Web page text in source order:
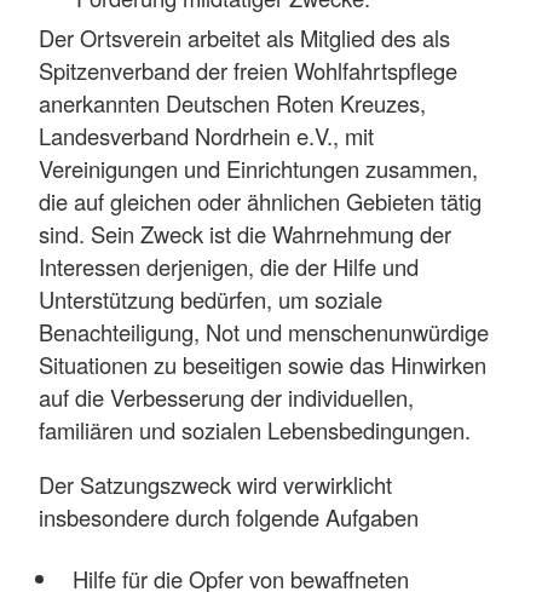
Der Ortsverein arbeitet als Mitglied des als
Spitzenverband der freien Wohlfahrtspflege
anerkannten Deutschen Roten Kreuzes,
Landesverband Nordrhein e.V., mit
Vereinigungen und Einrichtungen zusammen,
die auf gleichen oder ähnlichen Gebieten tätig
sind. Sein Zweck ist die Wahrnehmung der
Interessen derjenigen, die der Hilfe und
Unterstützung bedürfen, um soziale
Benachteiligung, Not und menschenunwürdige
Situationen zu beseitigen sowie das Hinwirken
auf die Verbesserung der individuellen,
familiären und sozialen Lebensbedingungen.
Der Satzungszweck wird verwirklicht
insbesondere durch folgende Aufgaben
Hilfe für die Opfer von bewaffneten